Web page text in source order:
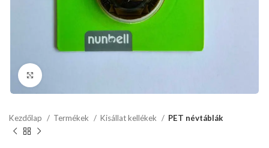
Kezdőlap Termékek Kisállat kellékek PET névtáblák